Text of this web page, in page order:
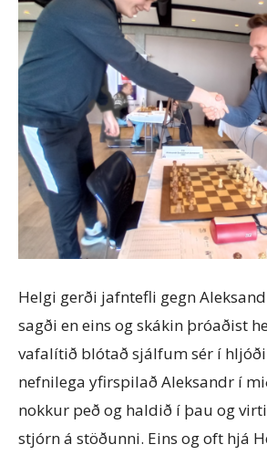
Helgi gerði jafntefli gegn
sagði en eins og skákin þróaðist
vafalítið blótað sjálfum sér í
nefnilega yfirspilað Aleksandr í
nokkur peð og haldið í þau og
stjórn á stöðunni. Eins og oft hjá